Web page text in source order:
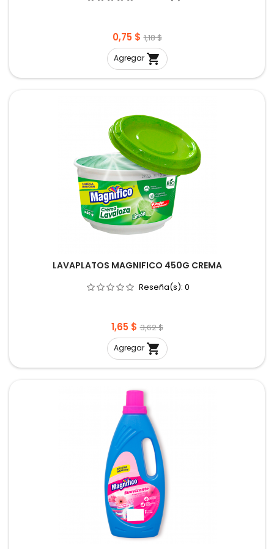
Precio
0,75 $ Precio
base
1,18 $
Agregar 
LAVAPLATOS MAGNIFICO 450G CREMA
Reseña(s): 0
Precio
1,65 $ Precio
base
3,62 $
Agregar 